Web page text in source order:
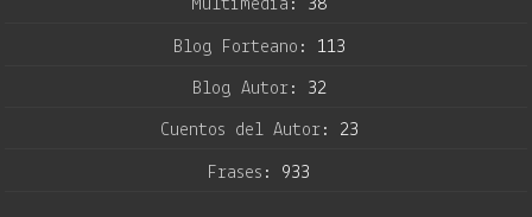
Multimedia: 38
Blog Forteano: 113
Blog Autor: 32
Cuentos del Autor: 23
Frases: 933